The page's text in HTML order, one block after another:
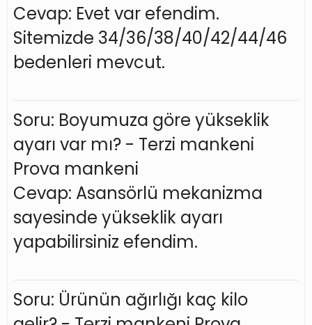
Cevap: Evet var efendim.
Sitemizde 34/36/38/40/42/44/46
bedenleri mevcut.
Soru: Boyumuza göre yükseklik
ayarı var mı? - Terzi mankeni
Prova mankeni
Cevap: Asansörlü mekanizma
sayesinde yükseklik ayarı
yapabilirsiniz efendim.
Soru: Ürünün ağırlığı kaç kilo